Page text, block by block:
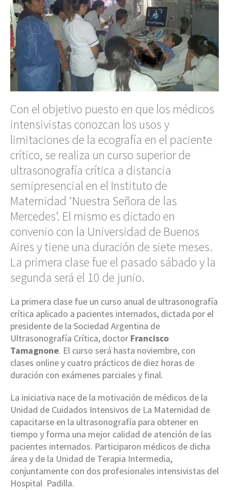
Con el objetivo puesto en que los médicos
intensivistas conozcan los usos y
limitaciones de la ecografía en el paciente
crítico, se realiza un curso superior de
ultrasonografía crítica a distancia
semipresencial en el Instituto de
Maternidad ‘Nuestra Señora de las
Mercedes’. El mismo es dictado en
convenio con la Universidad de Buenos
Aires y tiene una duración de siete meses.
La primera clase fue el pasado sábado y la
segunda será el 10 de junio.
La primera clase fue un curso anual de ultrasonografía
crítica aplicado a pacientes internados, dictada por el
presidente de la Sociedad Argentina de
Ultrasonografía Crítica, doctor Francisco
Tamagnone. El curso será hasta noviembre, con
clases online y cuatro prácticos de diez horas de
duración con exámenes parciales y final.
La iniciativa nace de la motivación de médicos de la
Unidad de Cuidados Intensivos de La Maternidad de
capacitarse en la ultrasonografía para obtener en
tiempo y forma una mejor calidad de atención de las
pacientes internados. Participaron médicos de dicha
área y de la Unidad de Terapia Intermedia,
conjuntamente con dos profesionales intensivistas del
Hospital Padilla.